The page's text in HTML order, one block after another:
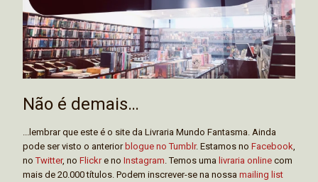
Não é demais…
...lembrar que este é o site da Livraria Mundo Fantasma. Ainda
pode ser visto o anteriorblogue no Tumblr. Estamos no Facebook
noTwitter, no Flickre no Instagram . Temos uma livraria online com
mais de 20.000 títulos. Podem inscrever-se na nossa mailing list